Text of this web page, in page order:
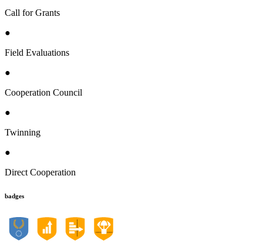
Call for Grants
●
Field Evaluations
●
Cooperation Council
●
Twinning
●
Direct Cooperation
badges